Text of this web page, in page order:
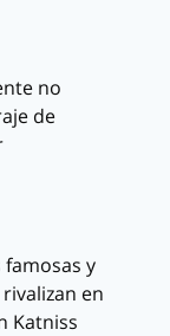
Episodio
no
de
y
en
Katniss